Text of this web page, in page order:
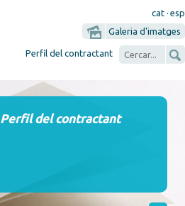
cat · esp
Galeria d'imatges
Perfil del contractant
Perfil del contractant